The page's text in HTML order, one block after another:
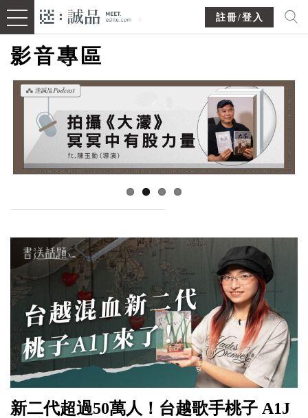
註冊/登入
影音專區
新二代超過50萬人！台越歌手桃子 A1J